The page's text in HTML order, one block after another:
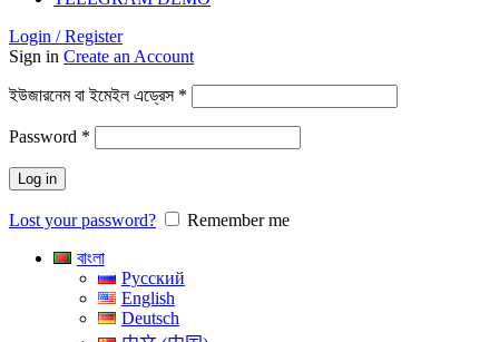
Login / Register
Sign in Create an Account
ইউজারনেম বা ইমেইল এড্রেস *
Password *
Log in
Lost your password?
Remember me
বাংলা
Русский
English
Deutsch